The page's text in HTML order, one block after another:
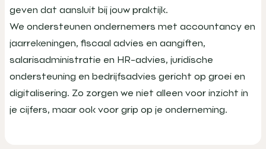
geven dat aansluit bij jouw praktijk.
We ondersteunen ondernemers met accountancy en
jaarrekeningen, fiscaal advies en aangiften,
salarisadministratie en HR-advies, juridische
ondersteuning en bedrijfsadvies gericht op groei en
digitalisering. Zo zorgen we niet alleen voor inzicht in
je cijfers, maar ook voor grip op je onderneming.